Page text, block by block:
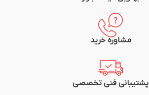
مشاوره خرید
پشتیبانی فنی تخصصی